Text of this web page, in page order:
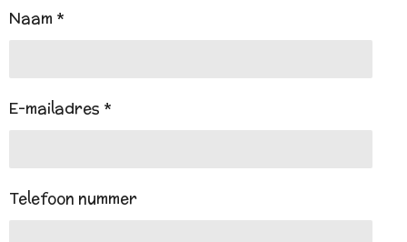
Naam *
E-mailadres *
Telefoon nummer